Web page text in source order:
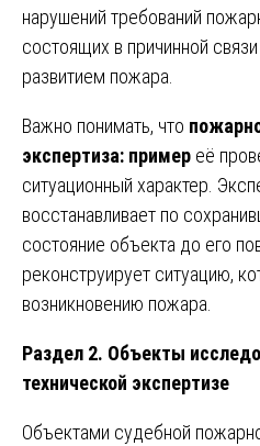
нарушений требований
состоящих в причинной
развитием пожара.
Важно понимать, что
экспертиза: пример её
ситуационный характер.
восстанавливает по
состояние объекта до его
реконструирует ситуацию,
возникновению пожара.
Раздел 2. Объекты
технической экспертизе
Объектами судебной